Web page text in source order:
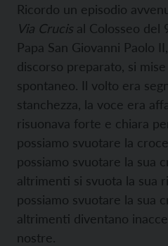
Ricordo un episodio
Via Crucis al Colosseo del
Papa San Giovanni Paolo
discorso preparato, si
spontaneo. Il volto era
stanchezza, la voce era
risuonava forte e chiara
possiamo svuotare la
possiamo svuotare la sua
altrimenti si svuota la sua
possiamo svuotare la sua
altrimenti diventano
nostre.